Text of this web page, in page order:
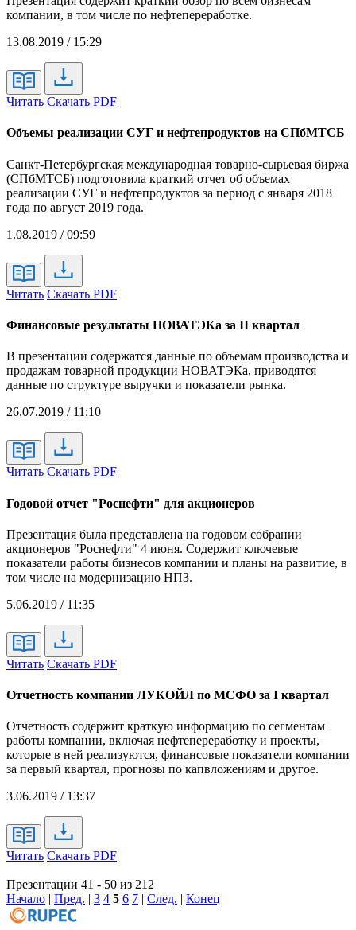
компании, в том числе по нефтепереработке.
13.08.2019 / 15:29
Читать Скачать PDF
Объемы реализации СУГ и нефтепродуктов на СПбМТСБ
Санкт-Петербургская международная товарно-сырьевая биржа
(СПбМТСБ) подготовила краткий отчет об объемах
реализации СУГ и нефтепродуктов за период с января 2018
года по август 2019 года.
1.08.2019 / 09:59
Читать Скачать PDF
Финансовые результаты НОВАТЭКа за II квартал
В презентации содержатся данные по объемам производства и
продажам товарной продукции НОВАТЭКа, приводятся
данные по структуре выручки и показатели рынка.
26.07.2019 / 11:10
Читать Скачать PDF
Годовой отчет "Роснефти" для акционеров
Презентация была представлена на годовом собрании
акционеров "Роснефти" 4 июня. Содержит ключевые
показатели работы бизнесов компании и планы на развитие, в
том числе на модернизацию НПЗ.
5.06.2019 / 11:35
Читать Скачать PDF
Отчетность компании ЛУКОЙЛ по МСФО за I квартал
Отчетность содержит краткую информацию по сегментам
работы компании, включая нефтепереработку и проекты,
которые в ней реализуются, финансовые показатели компании
за первый квартал, прогнозы по капвложениям и другое.
3.06.2019 / 13:37
Читать Скачать PDF
Презентации 41 - 50 из 212
Начало | Пред. | 3 4 5 6 7 | След. | Конец